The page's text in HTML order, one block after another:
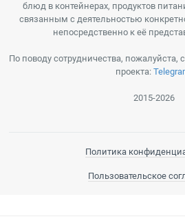
блюд в контейнерах, продуктов
связанным с деятельностью
непосредственно к её
По поводу сотрудничества, пожалуйста,
проекта:
2015-2026
Политика
Пользовательское